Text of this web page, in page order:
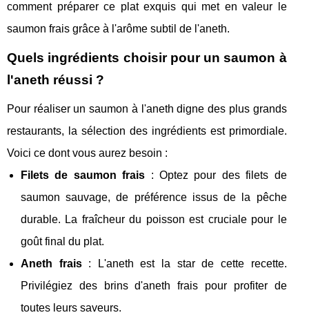
comment préparer ce plat exquis qui met en valeur le
saumon frais grâce à l'arôme subtil de l'aneth.
Quels ingrédients choisir pour un saumon à
l'aneth réussi ?
Pour réaliser un saumon à l'aneth digne des plus grands
restaurants, la sélection des ingrédients est primordiale.
Voici ce dont vous aurez besoin :
Filets de saumon frais : Optez pour des filets de
saumon sauvage, de préférence issus de la pêche
durable. La fraîcheur du poisson est cruciale pour le
goût final du plat.
Aneth frais: L'aneth est la star de cette recette.
Privilégiez des brins d'aneth frais pour profiter de
toutes leurs saveurs.